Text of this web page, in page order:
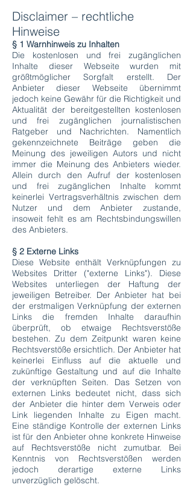
Disclaimer – rechtliche
Hinweise
§ 1 Warnhinweis zu Inhalten
Die kostenlosen und frei zugänglichen
Inhalte dieser Webseite wurden mit
größtmöglicher Sorgfalt erstellt. Der
Anbieter dieser Webseite übernimmt
jedoch keine Gewähr für die Richtigkeit und
Aktualität der bereitgestellten kostenlosen
und frei zugänglichen journalistischen
Ratgeber und Nachrichten. Namentlich
gekennzeichnete Beiträge geben die
Meinung des jeweiligen Autors und nicht
immer die Meinung des Anbieters wieder.
Allein durch den Aufruf der kostenlosen
und frei zugänglichen Inhalte kommt
keinerlei Vertragsverhältnis zwischen dem
Nutzer und dem Anbieter zustande,
insoweit fehlt es am Rechtsbindungswillen
des Anbieters.
§ 2 Externe Links
Diese Website enthält Verknüpfungen zu
Websites Dritter ("externe Links"). Diese
Websites unterliegen der Haftung der
jeweiligen Betreiber. Der Anbieter hat bei
der erstmaligen Verknüpfung der externen
Links die fremden Inhalte daraufhin
überprüft, ob etwaige Rechtsverstöße
bestehen. Zu dem Zeitpunkt waren keine
Rechtsverstöße ersichtlich. Der Anbieter hat
keinerlei Einfluss auf die aktuelle und
zukünftige Gestaltung und auf die Inhalte
der verknüpften Seiten. Das Setzen von
externen Links bedeutet nicht, dass sich
der Anbieter die hinter dem Verweis oder
Link liegenden Inhalte zu Eigen macht.
Eine ständige Kontrolle der externen Links
ist für den Anbieter ohne konkrete Hinweise
auf Rechtsverstöße nicht zumutbar. Bei
Kenntnis von Rechtsverstößen werden
jedoch derartige externe Links
unverzüglich gelöscht.